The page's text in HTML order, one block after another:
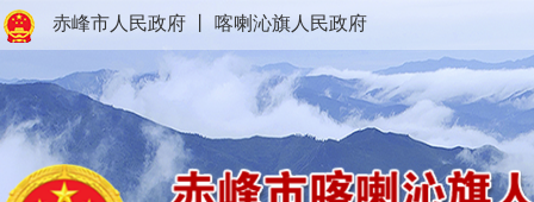
赤峰市人民政府 喀喇沁旗人民政府